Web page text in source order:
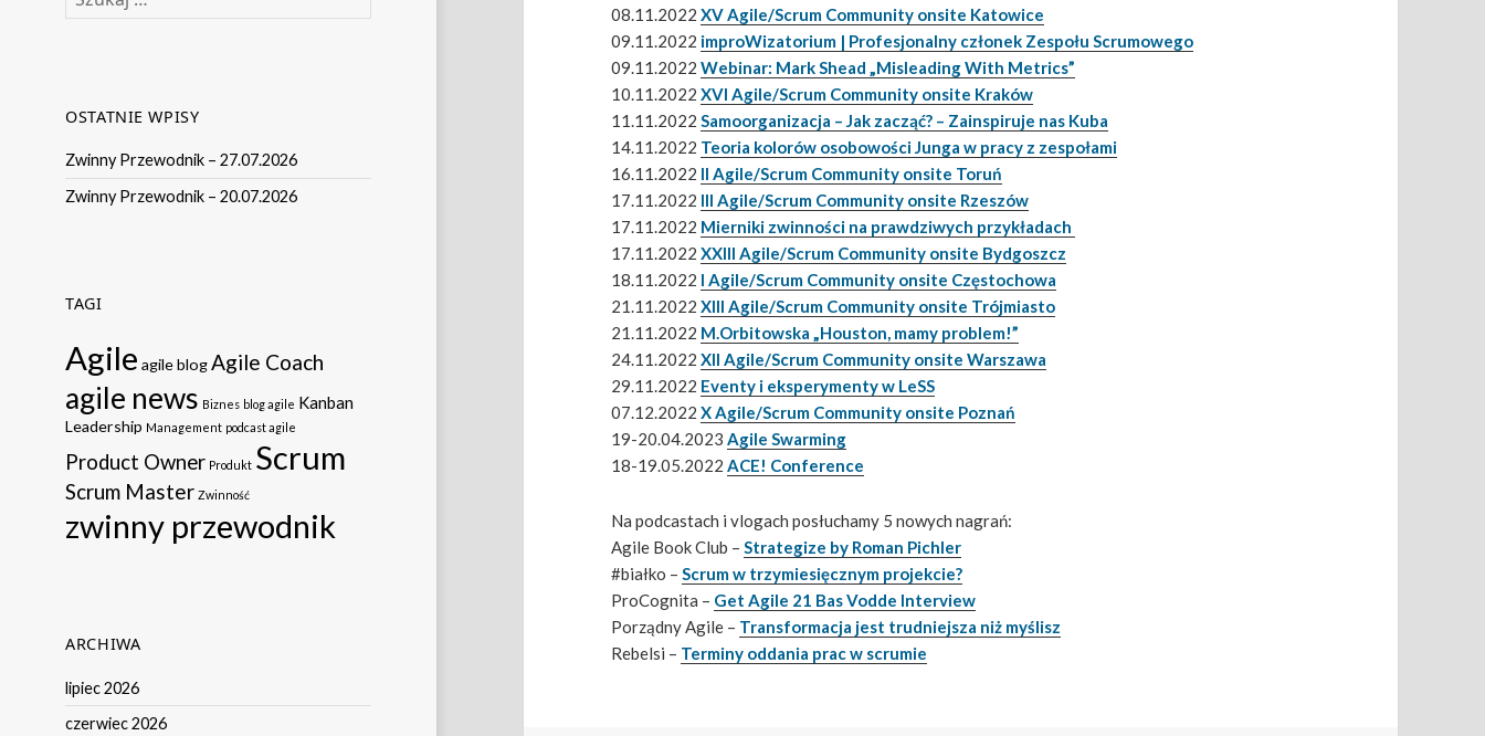
OSTATNIE WPISY
Zwinny Przewodnik – 27.07.2026
Zwinny Przewodnik – 20.07.2026
TAGI
Agile agile blogAgile Coach
agile news Biznes blog agile Kanban
Leadership Management podcast agile
Product Owner Produkt Scrum
Scrum Master Zwinność
zwinny przewodnik
ARCHIWA
lipiec 2026
czerwiec 2026
08.11.2022XV Agile/Scrum Community onsite Katowice
09.11.2022 improWizatorium | Profesjonalny członek Zespołu Scrumowego
09.11.2022Webinar: Mark Shead „Misleading With Metrics”
10.11.2022XVI Agile/Scrum Community onsite Kraków
11.11.2022Samoorganizacja – Jak zacząć? – Zainspiruje nas Kuba
14.11.2022 Teoria kolorów osobowości Junga w pracy z zespołami
16.11.2022 II Agile/Scrum Community onsite Toruń
17.11.2022 III Agile/Scrum Community onsite Rzeszów
17.11.2022 Mierniki zwinności na prawdziwych przykładach
17.11.2022XXIII Agile/Scrum Community onsite Bydgoszcz
18.11.2022 I Agile/Scrum Community onsite Częstochowa
21.11.2022XIII Agile/Scrum Community onsite Trójmiasto
21.11.2022 M.Orbitowska „Houston, mamy problem!”
24.11.2022XII Agile/Scrum Community onsite Warszawa
29.11.2022 Eventy i eksperymenty w LeSS
07.12.2022X Agile/Scrum Community onsite Poznań
19-20.04.2023Agile Swarming
18-19.05.2022ACE! Conference
Na podcastach i vlogach posłuchamy 5 nowych nagrań:
Agile Book Club –Strategize by Roman Pichler
#białko –Scrum w trzymiesięcznym projekcie?
ProCognita – Get Agile 21 Bas Vodde Interview
Porządny Agile – Transformacja jest trudniejsza niż myślisz
Rebelsi – Terminy oddania prac w scrumie